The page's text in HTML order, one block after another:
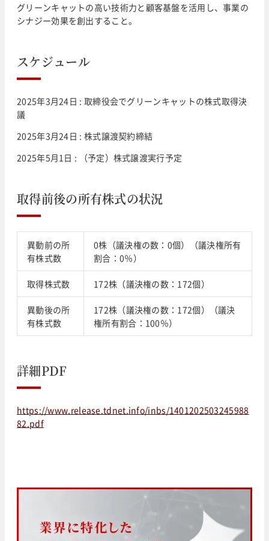
グリーンキャットの高い技術力と顧客基盤を活用し、事業の
シナジー効果を創出すること。
スケジュール
2025年3月24日 : 取締役会でグリーンキャットの株式取得決
議
2025年3月24日 : 株式譲渡契約締結
2025年5月1日 : （予定）株式譲渡実行予定
取得前後の所有株式の状況
異動前の所
有株式数
0株（議決権の数：0個）（議決権所有
割合：0％）
取得株式数 172株（議決権の数：172個）
異動後の所
有株式数
172株（議決権の数：172個）（議決
権所有割合：100％）
詳細PDF
https://www.release.tdnet.info/inbs/1401202503245988
82.pdf